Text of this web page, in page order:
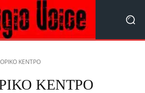
ΚΕΝΤΡΟ
ΚΕΝΤΡΟ